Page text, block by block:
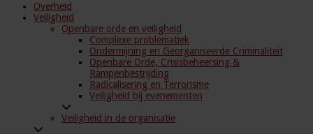
Overheid
Veiligheid
Openbare orde en veiligheid
Complexe problematiek
Ondermijning en Georganiseerde Criminaliteit
Openbare Orde, Crisisbeheersing &
Rampenbestrijding
Radicalisering en Terrorisme
Veiligheid bij evenementen
Veiligheid in de organisatie